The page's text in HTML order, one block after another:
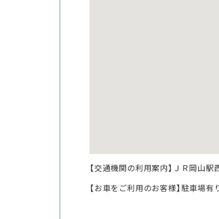
【交通機関の利用案内】ＪＲ岡山
【お車をご利用のお客様】駐車場有